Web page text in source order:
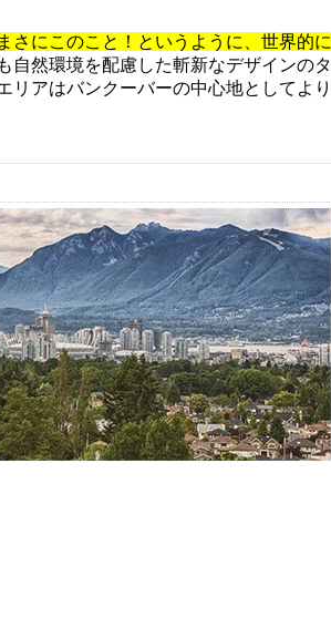
さにこのこと！というように、世界的に
自然環境を配慮した斬新なデザインのタ
リアはバンクーバーの中心地としてより